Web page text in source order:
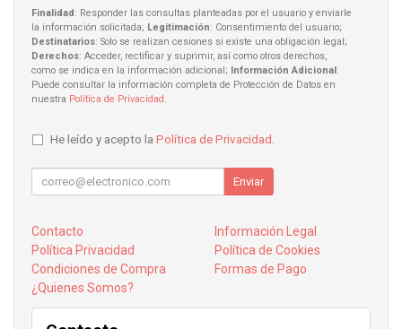
Finalidad: Responder las consultas planteadas por el usuario y enviarle
la información solicitada; Legitimación: Consentimiento del usuario;
Destinatarios: Solo se realizan cesiones si existe una obligación legal;
Derechos: Acceder, rectificar y suprimir, así como otros derechos,
como se indica en la información adicional; Información Adicional:
Puede consultar la información completa de Protección de Datos en
nuestra Política de Privacidad.
He leído y acepto la Política de Privacidad.
Enviar
Contacto
Información Legal
Política Privacidad
Política de Cookies
Condiciones de Compra
Formas de Pago
¿Quienes Somos?